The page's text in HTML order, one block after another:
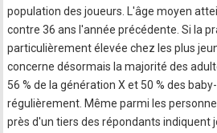
population des joueurs. L'âge moyen
contre 36 ans l'année précédente. Si la
particulièrement élevée chez les plus
concerne désormais la majorité des
56 % de la génération X et 50 % des
régulièrement. Même parmi les
près d'un tiers des répondants indiquent